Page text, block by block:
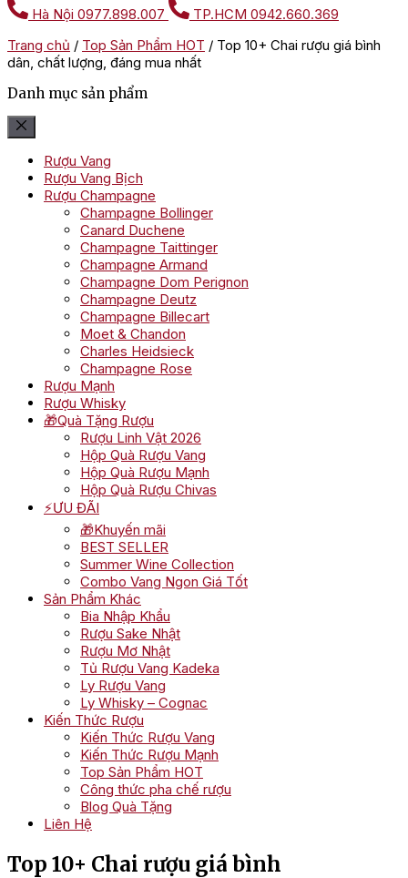
Hà Nội 0977.898.007 TP.HCM 0942.660.369
Trang chủ / Top Sản Phẩm HOT / Top 10+ Chai rượu giá bình
dân, chất lượng, đáng mua nhất
Danh mục sản phẩm
Rượu Vang
Rượu Vang Bịch
Rượu Champagne
Champagne Bollinger
Canard Duchene
Champagne Taittinger
Champagne Armand
Champagne Dom Perignon
Champagne Deutz
Champagne Billecart
Moet & Chandon
Charles Heidsieck
Champagne Rose
Rượu Mạnh
Rượu Whisky
🎁Quà Tặng Rượu
Rượu Linh Vật 2026
Hộp Quà Rượu Vang
Hộp Quà Rượu Mạnh
Hộp Quà Rượu Chivas
⚡ƯU ĐÃI
🎁Khuyến mãi
BEST SELLER
Summer Wine Collection
Combo Vang Ngon Giá Tốt
Sản Phẩm Khác
Bia Nhập Khẩu
Rượu Sake Nhật
Rượu Mơ Nhật
Tủ Rượu Vang Kadeka
Ly Rượu Vang
Ly Whisky – Cognac
Kiến Thức Rượu
Kiến Thức Rượu Vang
Kiến Thức Rượu Mạnh
Top Sản Phẩm HOT
Công thức pha chế rượu
Blog Quà Tặng
Liên Hệ
Top 10+ Chai rượu giá bình